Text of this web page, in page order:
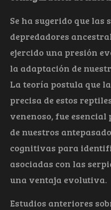
Se ha sugerido que las
depredadores
ejercido una presión
la adaptación de
La teoría postula que
precisa de estos
venenoso, fue
de nuestros
cognitivas para
asociadas con las
una ventaja evolutiva.
Estudios anteriores